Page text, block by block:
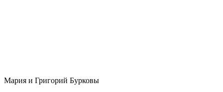
Мария и Григорий Бурковы